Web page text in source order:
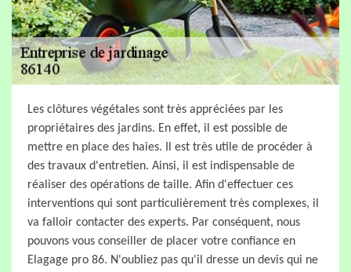
Les clôtures végétales sont très appréciées par les
propriétaires des jardins. En effet, il est possible de
mettre en place des haies. Il est très utile de procéder à
des travaux d'entretien. Ainsi, il est indispensable de
réaliser des opérations de taille. Afin d'effectuer ces
interventions qui sont particulièrement très complexes, il
va falloir contacter des experts. Par conséquent, nous
pouvons vous conseiller de placer votre confiance en
Elagage pro 86. N'oubliez pas qu'il dresse un devis qui ne